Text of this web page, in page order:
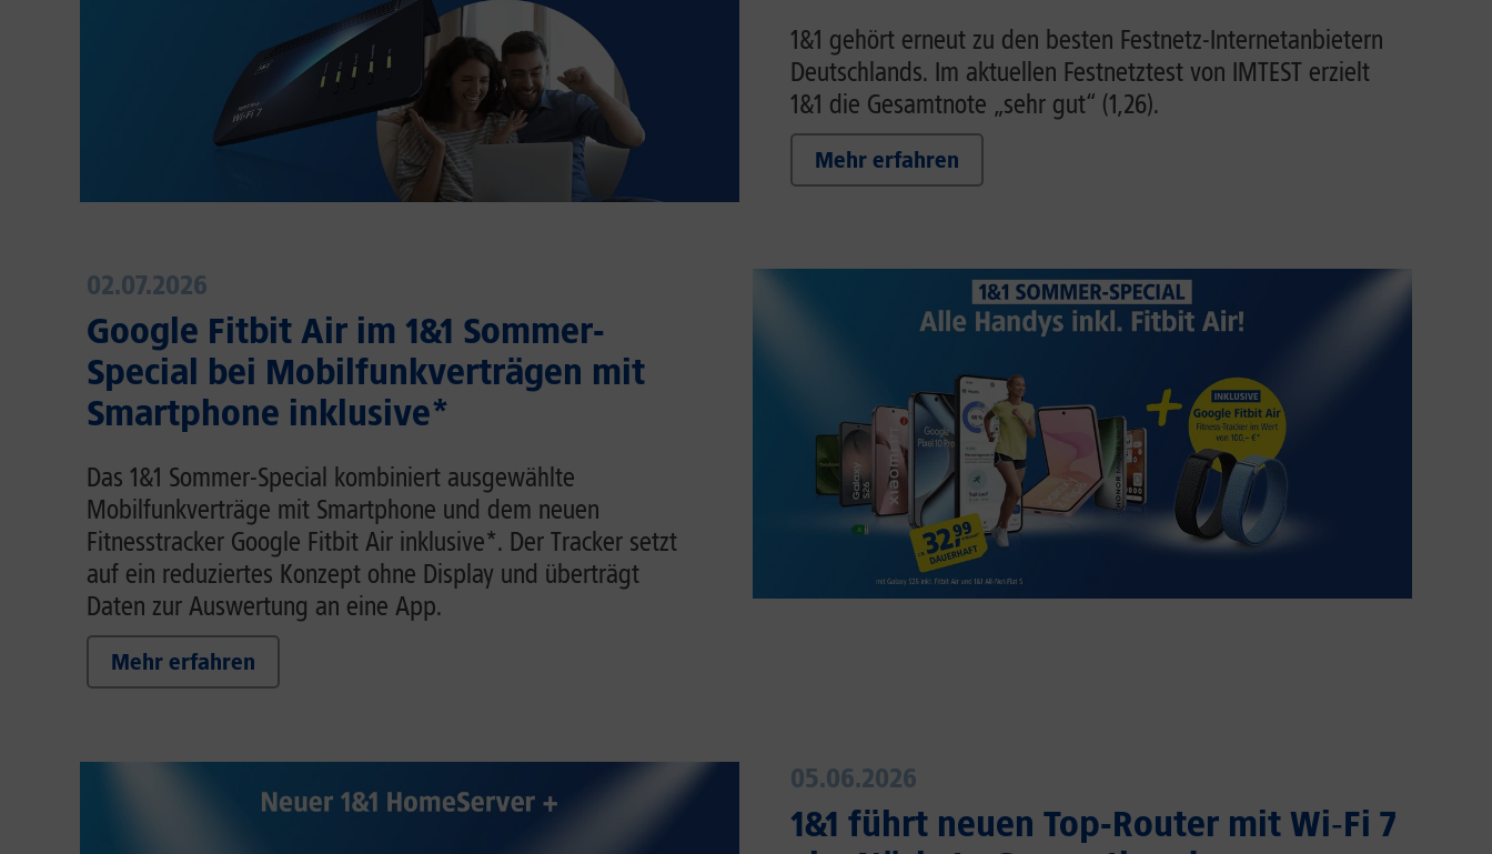
1&1 gehört erneut zu den besten Festnetz-Internetanbietern
Deutschlands. Im aktuellen Festnetztest von IMTEST erzielt
1&1 die Gesamtnote „sehr gut“ (1,26).
Mehr erfahren
02.07.2026
Google Fitbit Air im 1&1 Sommer-
Special bei Mobilfunkverträgen mit
Smartphone inklusive*
Das 1&1 Sommer-Special kombiniert ausgewählte
Mobilfunkverträge mit Smartphone und dem neuen
Fitnesstracker Google Fitbit Air inklusive*. Der Tracker setzt
auf ein reduziertes Konzept ohne Display und überträgt
Daten zur Auswertung an eine App.
Mehr erfahren
05.06.2026
1&1 führt neuen Top-Router mit Wi‑Fi 7